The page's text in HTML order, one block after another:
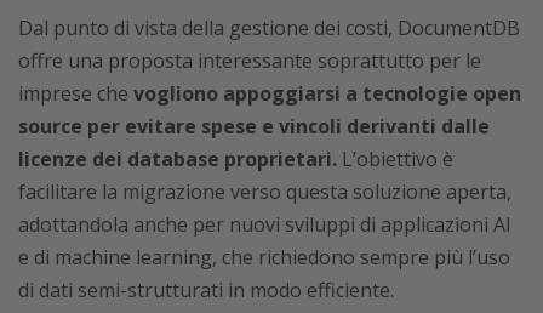
Dal punto di vista della gestione dei costi, DocumentDB
offre una proposta interessante soprattutto per le
imprese che vogliono appoggiarsi a tecnologie open
source per evitare spese e vincoli derivanti dalle
licenze dei database proprietari. L’obiettivo è
facilitare la migrazione verso questa soluzione aperta,
adottandola anche per nuovi sviluppi di applicazioni AI
e di machine learning, che richiedono sempre più l’uso
di dati semi-strutturati in modo efficiente.